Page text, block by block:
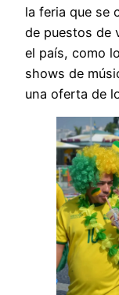
la feria que se
de puestos de
el país, como
shows de
una oferta de